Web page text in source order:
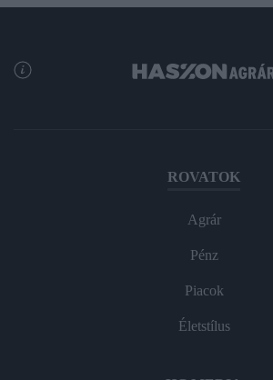
ROVATOK
Agrár
Pénz
Piacok
Életstílus